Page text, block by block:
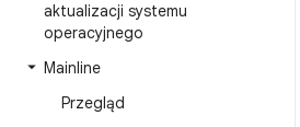
aktualizacji systemu
operacyjnego
Mainline
Przegląd